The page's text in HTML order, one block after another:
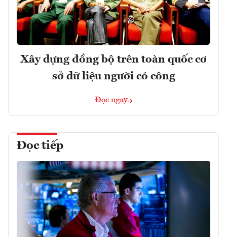
Xây dựng đồng bộ trên toàn quốc cơ
sở dữ liệu người có công
Đọc ngay
Đọc tiếp